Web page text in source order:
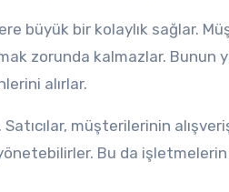
büyük bir kolaylık sağlar.
zorunda kalmazlar. Bunun
alırlar.
müşterilerinin
Bu da işletmelerin